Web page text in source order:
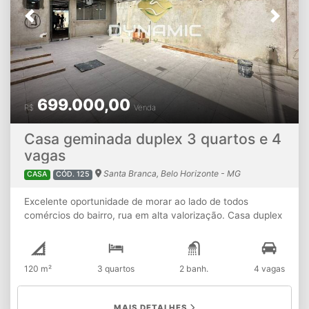
Casa geminada duplex 3 quartos e 4
vagas
CASA CÓD. 125 Santa Branca, Belo Horizonte - MG
Previous Next
R$699.000,00Venda
Excelente oportunidade de morar ao lado de todos
comércios do bairro, rua em alta valorização. Casa duplex
área construída; Acabamentos em porcelanato de alto
padrão, preparação para aquecimento solar, integração
de ambientes em uma planta super funcional.
Composição: - sala de estar ampla com lavabo; - ⁠cozinha
120 m² 3 quartos 2 banh. 4 vagas